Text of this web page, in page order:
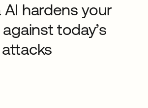
hardens your
today’s